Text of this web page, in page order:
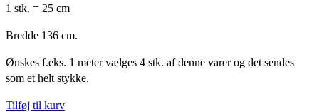
1 stk. = 25 cm
Bredde 136 cm.
Ønskes f.eks. 1 meter vælges 4 stk. af denne varer og det sendes
som et helt stykke.
Tilføj til kurv